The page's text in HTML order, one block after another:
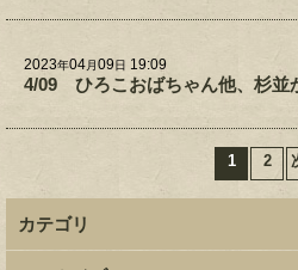
2023年04月09日 19:09
4/09 ひろこおばちゃん他、杉並
1 2
カテゴリ